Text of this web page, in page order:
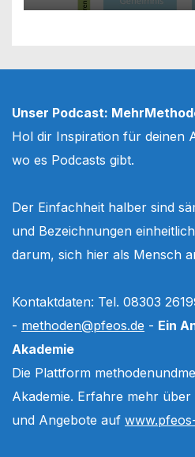
Unser Podcast:
Hol dir Inspiration für deinen
wo es Podcasts gibt.
Der Einfachheit halber sind
und Bezeichnungen
darum, sich hier als Mensch
Kontaktdaten: Tel. 08303
- methoden@pfeos.de - Ein
Akademie
Die Plattform
Akademie. Erfahre mehr
und Angebote auf